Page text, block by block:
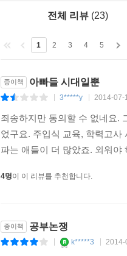
전체 리뷰 (23)
1 2 3 4 5
종이책 아빠들 시대일뿐
3*****y 2014-07-
죄송하지만 동의할 수 없네요.
었구요. 주입식 교육, 학력고
파는 애들이 더 많았죠. 외워
4명이 이 리뷰를 추천합니다.
종이책 공부논쟁
k*****3 2014-